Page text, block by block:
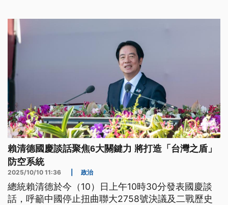
賴清德國慶談話聚焦6大關鍵力 將打造「台灣之盾」
防空系統
2025/10/10 11:36 政治
總統賴清德於今（10）日上午10時30分發表國慶談
話，呼籲中國停止扭曲聯大2758號決議及二戰歷史